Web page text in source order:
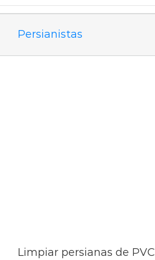
Persianistas
Limpiar persianas de PVC